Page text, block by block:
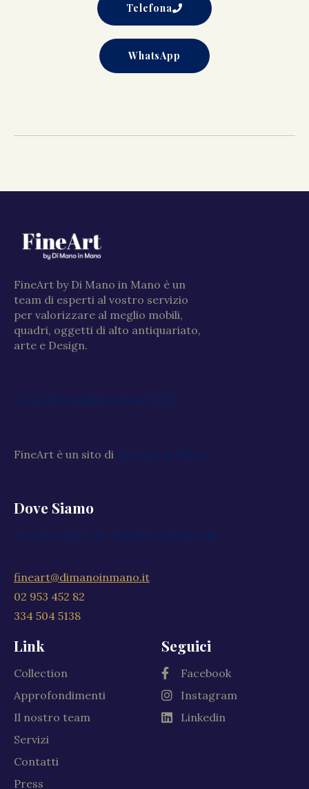
Telefona
WhatsApp
FineArt by Di Mano in Mano è un
team di esperti al vostro servizio
per valorizzare al meglio mobili,
quadri, oggetti di alto antiquariato,
arte e Design.
Go to the English website 🇬🇧
FineArt è un sito di Di Mano in Mano
Dove Siamo
Via XXV Aprile, 59, 20040 Cambiago MI
fineart@dimanoinmano.it
02 953 452 82
334 504 5138
Link
Collection
Approfondimenti
Il nostro team
Servizi
Contatti
Press
Seguici
Facebook
Instagram
Linkedin